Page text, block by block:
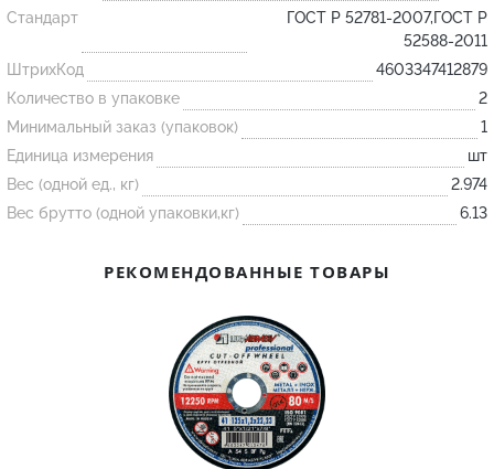
Трубка
Стержень
Пробка
Подставка
Лодочка
Контакт
Желоб
Стандарт
ГОСТ Р 52781-2007,ГОСТ Р
52588-2011
ШтрихКод
4603347412879
Количество в упаковке
2
Минимальный заказ (упаковок)
1
Единица измерения
шт
Вес (одной ед., кг)
2.974
Вес брутто (одной упаковки,кг)
6.13
РЕКОМЕНДОВАННЫЕ ТОВАРЫ